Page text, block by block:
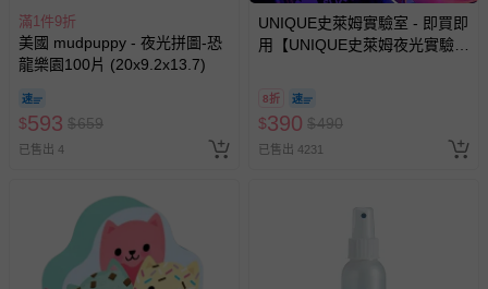
退換貨須知
您所購買的商品享有7天的鑑賞期／猶豫期權益，但此期間
並非試用期，您所退回的商品必須是未經使用的全新狀態，
包含完整包裝、配件、說明文件及贈品等。
如需退換貨，請於收到商品7天（含例假日內提出），如為
退貨，您可至『查詢訂單』>『已出貨』中查詢該筆訂單，
並點選『我要退貨』即可進行申請。若有相關退貨問題，請
至媽咪愛
LINE@客服ID: @mamilove
與服務，謝謝。
滿1件9折
美國 mudpuppy - 夜光拼圖-恐
龍樂園100片 (20x9.2x13.7)
$593 $659
已售出 4
UNIQUE史萊姆實驗室 - 即買即
用【UNIQUE史萊姆夜光實驗室
訂單編號兌換，逾期作廢) (大
人小孩均一價(3歲以上需購票))
8折
$390 $490
已售出 4231